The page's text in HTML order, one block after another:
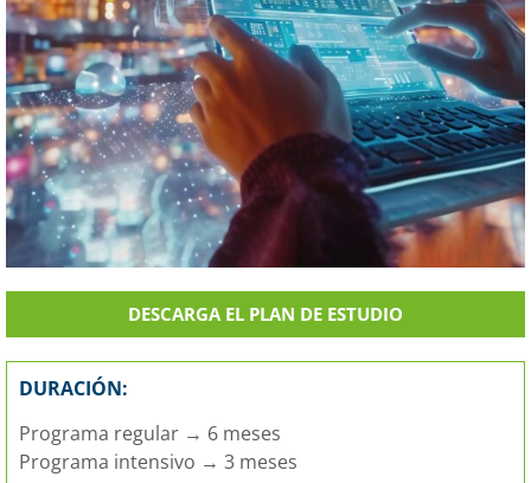
DESCARGA EL PLAN DE ESTUDIO
DURACIÓN:
Programa regular → 6 meses
Programa intensivo → 3 meses